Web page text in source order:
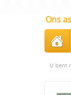
Ons
U bent